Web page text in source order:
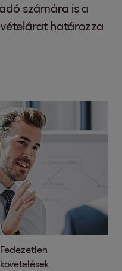
számára is a
határozza
Fedezetlen
követelések